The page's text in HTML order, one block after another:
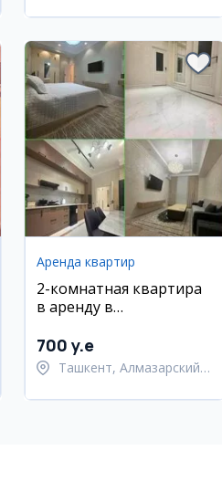
Аренда квартир
2-комнатная квартира
в аренду в
700 y.e
Ташкент, Алмазарский